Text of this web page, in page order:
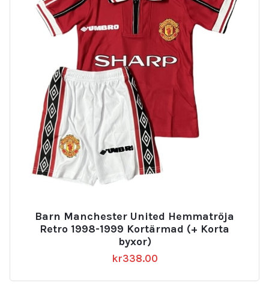
Barn Manchester United Hemmatröja
Retro 1998-1999 Kortärmad (+ Korta
byxor)
kr338.00